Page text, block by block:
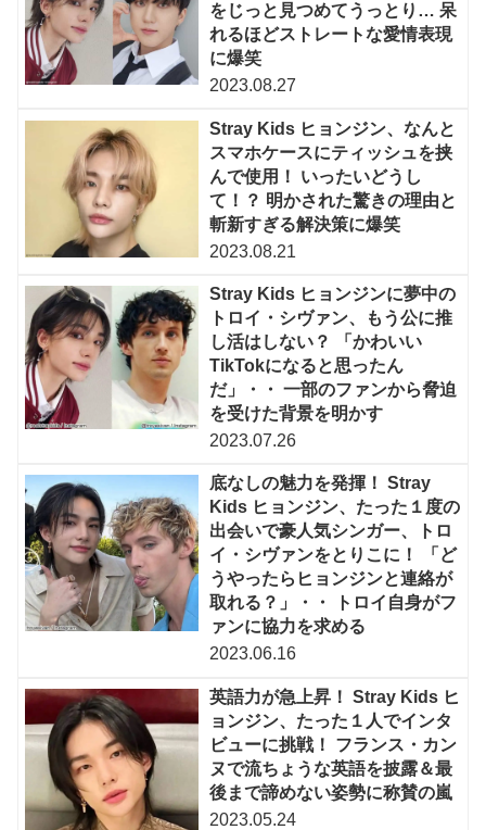
をじっと見つめてうっとり… 呆
れるほどストレートな愛情表現
に爆笑
2023.08.27
Stray Kids ヒョンジン、なんと
スマホケースにティッシュを挟
んで使用！ いったいどうし
て！？ 明かされた驚きの理由と
斬新すぎる解決策に爆笑
2023.08.21
Stray Kids ヒョンジンに夢中の
トロイ・シヴァン、もう公に推
し活はしない？ 「かわいい
TikTokになると思ったん
だ」・・ 一部のファンから脅迫
を受けた背景を明かす
2023.07.26
底なしの魅力を発揮！ Stray
Kids ヒョンジン、たった１度の
出会いで豪人気シンガー、トロ
イ・シヴァンをとりこに！ 「ど
うやったらヒョンジンと連絡が
取れる？」・・ トロイ自身がフ
ァンに協力を求める
2023.06.16
英語力が急上昇！ Stray Kids ヒ
ョンジン、たった１人でインタ
ビューに挑戦！ フランス・カン
ヌで流ちょうな英語を披露＆最
後まで諦めない姿勢に称賛の嵐
2023.05.24